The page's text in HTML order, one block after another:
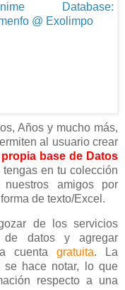
Años y mucho más,
al usuario crear
base de Datos
en tu colección
nuestros amigos por
de texto/Excel.
de los servicios
datos y agregar
cuenta gratuita. La
hace notar, lo que
respecto a una